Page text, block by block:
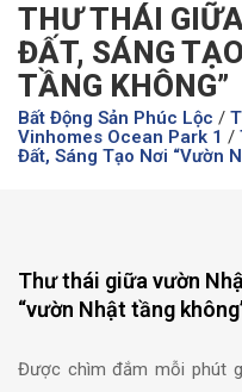
THƯ THÁI
ĐẤT, SÁNG
TẦNG KHÔNG”
Bất Động Sản Phúc Lộc /
Vinhomes Ocean Park 1 /
Đất, Sáng Tạo Nơi “vườn
Thư thái giữa vườn
“vườn Nhật tầng
Được chìm đắm mỗi phút